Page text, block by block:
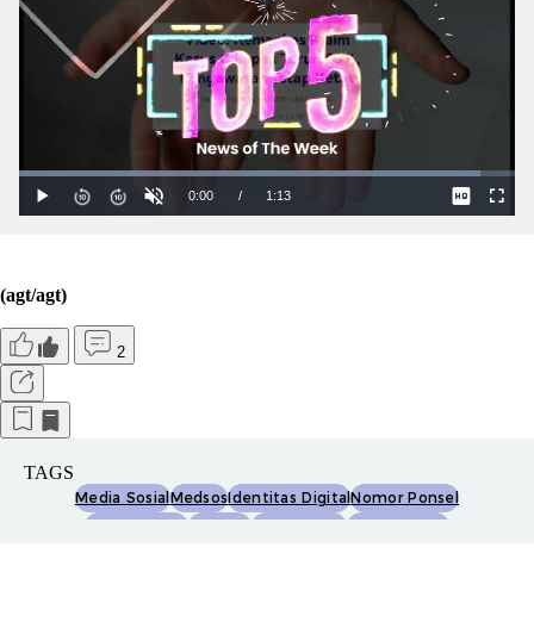
(agt/agt)
2
TAGS
Media SosialMedsosIdentitas DigitalNomor Ponsel